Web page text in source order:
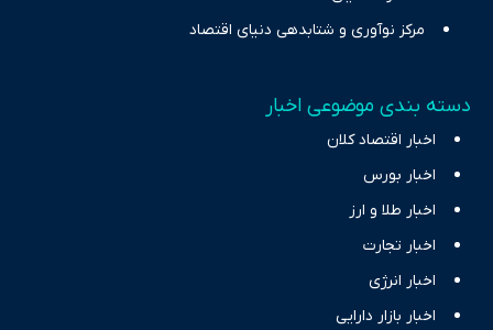
مرکز نوآوری و شتابدهی دنیای اقتصاد
دسته بندی موضوعی اخبار
اخبار اقتصاد کلان
اخبار بورس
اخبار طلا و ارز
اخبار تجارت
اخبار انرژی
اخبار بازار دارایی